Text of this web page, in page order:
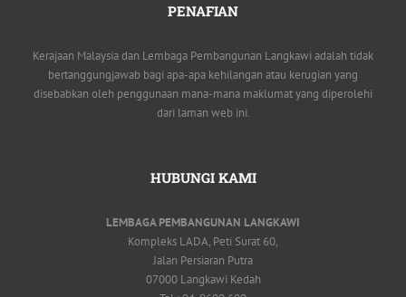
PENAFIAN
Kerajaan Malaysia dan Lembaga Pembangunan Langkawi adalah tidak
bertanggungjawab bagi apa-apa kehilangan atau kerugian yang
disebabkan oleh penggunaan mana-mana maklumat yang diperolehi
dari laman web ini.
HUBUNGI KAMI
LEMBAGA PEMBANGUNAN LANGKAWI
Kompleks LADA, Peti Surat 60,
Jalan Persiaran Putra
07000 Langkawi Kedah